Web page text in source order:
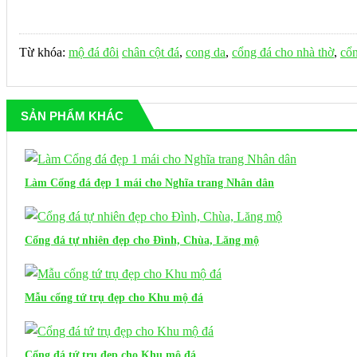
Từ khóa: mộ đá đôi chân cột đá, cong da, cổng đá cho nhà thờ,
SẢN PHẨM KHÁC
Làm Cổng đá đẹp 1 mái cho Nghĩa trang Nhân dân
Cổng đá tự nhiên đẹp cho Đình, Chùa, Lăng mộ
Mẫu cổng tứ trụ đẹp cho Khu mộ đá